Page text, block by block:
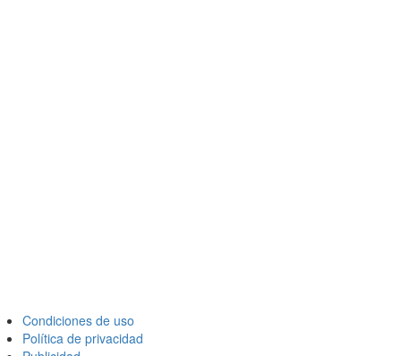
Condiciones de uso
Política de privacidad